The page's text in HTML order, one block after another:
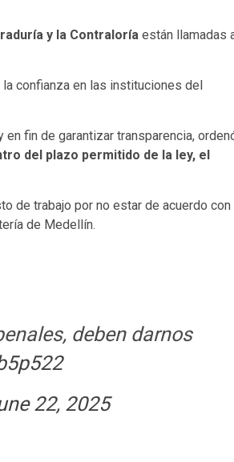
y la Contraloría están llamadas
confianza en las instituciones del
fin de garantizar transparencia,
del plazo permitido de la ley, el
de trabajo por no estar de acuerdo con
de Medellín.
deben darnos
22, 2025